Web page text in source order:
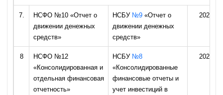
7.
НСФО №10 «Отчет о
движении денежных
средств»
НСБУ №9 «Отчет о
движении денежных
средств»
2026
8
НСФО №12
«Консолидированная и
отдельная финансовая
отчетность»
НСБУ №8
«Консолидированные
финансовые отчеты и
учет инвестиций в
2026